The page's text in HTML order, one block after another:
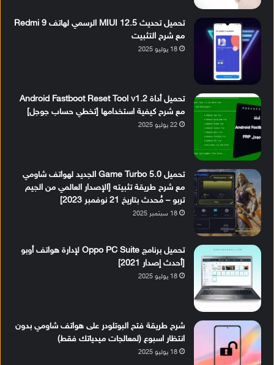
تحميل تحديث MIUI 12.5 الرسمي لهاتف Redmi 9
مع شرح التثبيت
18 يوليو 2025
تحميل أداة Android Fastboot Reset Tool v1.2
مع شرح كيفية استخدامها [تخطي حساب جوجل]
22 يوليو 2025
تحميل Game Turbo 5.0 الجديد لهواتف شاومي
مع شرح طريقة تثبيته [الإصدار العالمي من الجيم
تربو – مُحدث بتاريخ 21 نوفمبر 2023]
18 سبتمبر 2025
تحميل برنامج Oppo PC Suite لإدارة هواتف أوبو
[أحدث إصدار 2021]
18 يوليو 2025
شرح طريقة فتح البوتلودر على هواتف شاومي بدون
انتظار اسبوع (لمعالجات ميدياتك فقط)
18 يوليو 2025